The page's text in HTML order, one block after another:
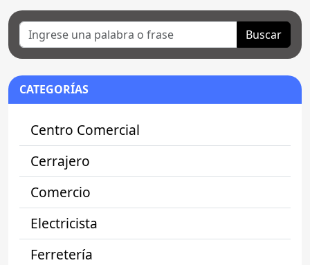
Buscar
CATEGORÍAS
Centro Comercial
Cerrajero
Comercio
Electricista
Ferretería